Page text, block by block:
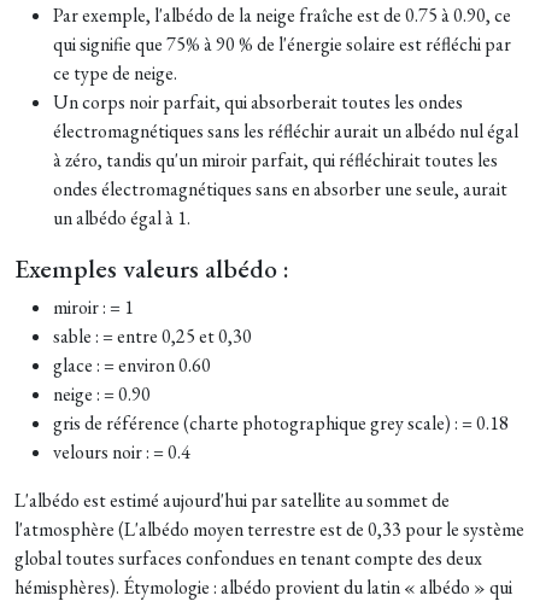
Par exemple, l'albédo de la neige fraîche est de 0.75 à 0.90, ce
qui signifie que 75% à 90 % de l'énergie solaire est réfléchi par
ce type de neige.
Un corps noir parfait, qui absorberait toutes les ondes
électromagnétiques sans les réfléchir aurait un albédo nul égal
à zéro, tandis qu'un miroir parfait, qui réfléchirait toutes les
ondes électromagnétiques sans en absorber une seule, aurait
un albédo égal à 1.
Exemples valeurs albédo :
miroir : = 1
sable : = entre 0,25 et 0,30
glace : = environ 0.60
neige : = 0.90
gris de référence (charte photographique grey scale) : = 0.18
velours noir : = 0.4
L'albédo est estimé aujourd'hui par satellite au sommet de
l'atmosphère (L'albédo moyen terrestre est de 0,33 pour le système
global toutes surfaces confondues en tenant compte des deux
hémisphères). Étymologie : albédo provient du latin « albédo » qui